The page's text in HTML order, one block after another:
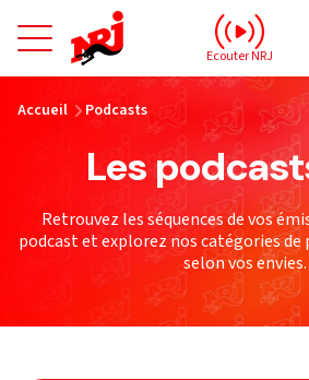
NRJ - Accueil
Ecouter NRJ
Accueil Podcasts
Les
Retrouvez les séquences de vos
podcast et explorez nos catégories
selon vos envies.